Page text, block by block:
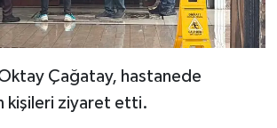
Çağatay, hastanede
kişileri ziyaret etti.